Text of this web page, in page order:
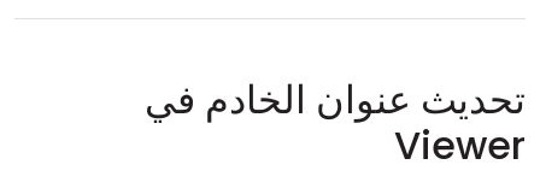
تحديث عنوان الخادم في
Viewer